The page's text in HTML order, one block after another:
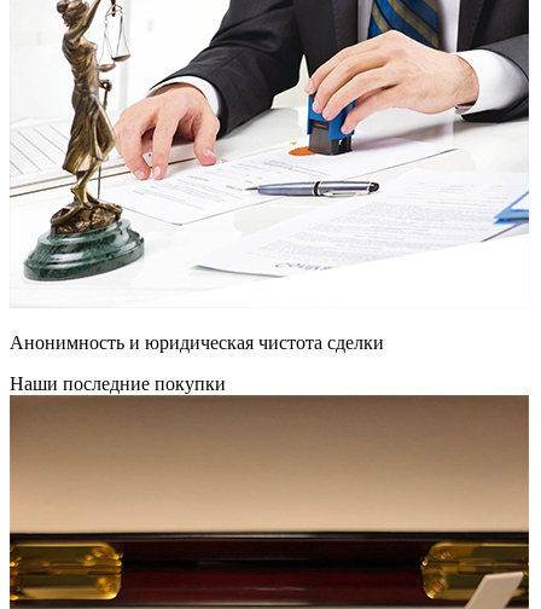
Анонимность и юридическая чистота сделки
Наши последние покупки